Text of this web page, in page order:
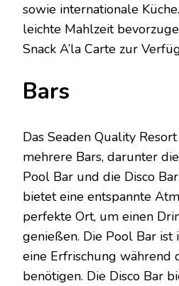
sowie internationale
leichte Mahlzeit
Snack A’la Carte zur
Bars
Das Seaden Quality
mehrere Bars, darunter
Pool Bar und die Disco
bietet eine entspannte
perfekte Ort, um einen
genießen. Die Pool Bar ist
eine Erfrischung während
benötigen. Die Disco Bar